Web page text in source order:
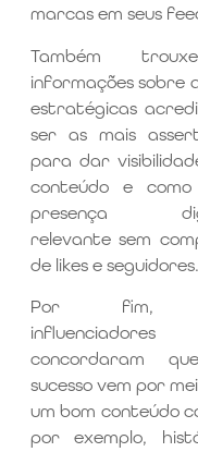
marcas em seus
Também
informações sobre
estratégicas
ser as mais
para dar
conteúdo e
presença
relevante sem
de likes e seguidores.
Por fim,
influenciadores
concordaram
sucesso vem por
um bom conteúdo
por exemplo,